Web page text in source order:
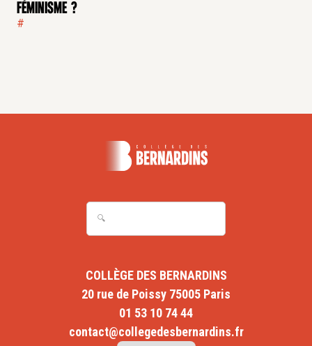
féminisme ?
#
COLLÈGE DES BERNARDINS
20 rue de Poissy 75005 Paris
01 53 10 74 44
contact@collegedesbernardins.fr